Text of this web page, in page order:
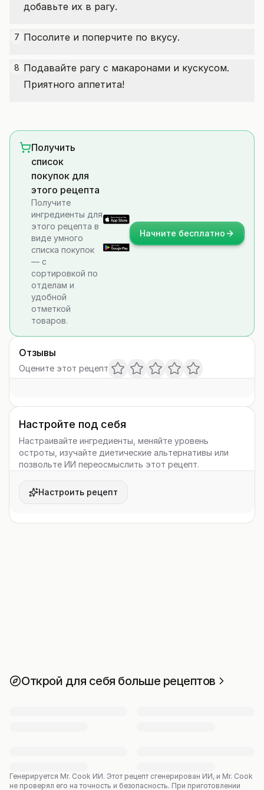
добавьте их в рагу.
7 Посолите и поперчите по вкусу.
8 Подавайте рагу с макаронами и кускусом.
Приятного аппетита!
Получить
список
покупок для
этого рецепта
Получите
ингредиенты для
этого рецепта в
виде умного
списка покупок
— с
сортировкой по
отделам и
удобной
отметкой
товаров.
Начните бесплатно
Отзывы
Оцените этот рецепт
Настройте под себя
Настраивайте ингредиенты, меняйте уровень
остроты, изучайте диетические альтернативы или
позвольте ИИ переосмыслить этот рецепт.
Настроить рецепт
Открой для себя больше рецептов
Генерируется Mr. Cook ИИ. Этот рецепт сгенерирован ИИ, и Mr. Cook
не проверял его на точность и безопасность. При приготовлении